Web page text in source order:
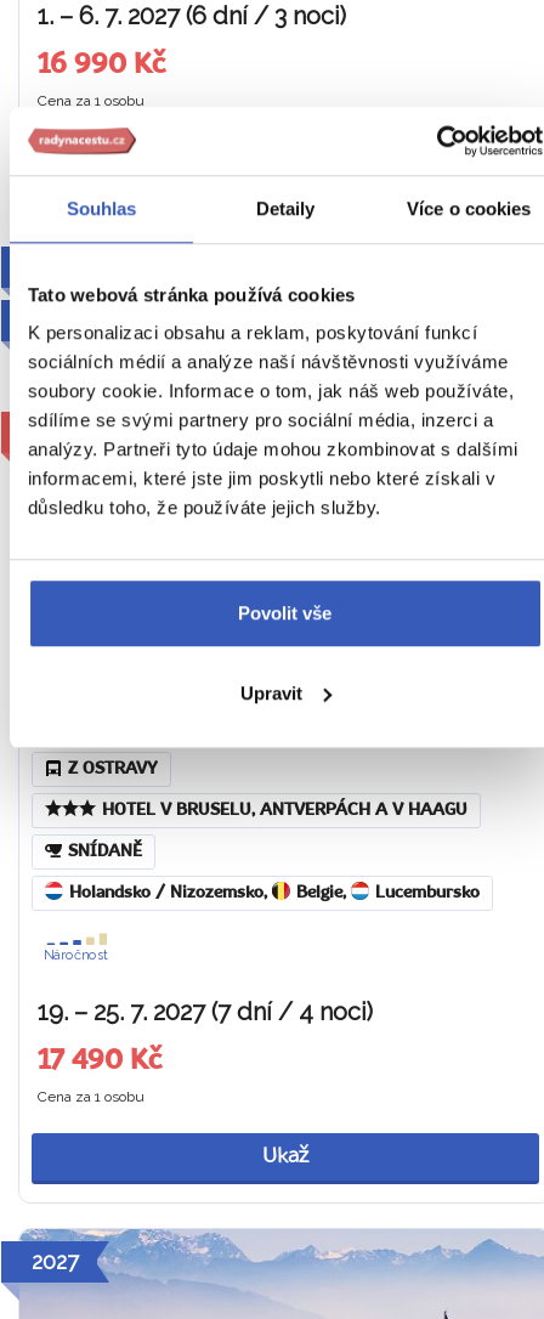
Souhlas Detaily Více o cookies
Tato webová stránka používá cookies
K personalizaci obsahu a reklam, poskytování funkcí
sociálních médií a analýze naší návštěvnosti využíváme
soubory cookie. Informace o tom, jak náš web používáte,
sdílíme se svými partnery pro sociální média, inzerci a
analýzy. Partneři tyto údaje mohou zkombinovat s dalšími
informacemi, které jste jim poskytli nebo které získali v
důsledku toho, že používáte jejich služby.
Povolit vše
Upravit
1. – 6. 7. 2027 (6 dní / 3 noci)
16 990 Kč
Cena za 1 osobu
2027
1 žena čeká na sdílení pokoje
To nejlepší z Beneluxu +
OCHUTNÁVKA HOLANDSKÝCH
dřeváků v Zaanse Schans a ochutnávka holandských
Z OSTRAVY
HOTEL V BRUSELU, ANTVERPÁCH A V HAAGU
SNÍDANĚ
Holandsko / Nizozemsko, Belgie, Lucembursko
Náročnost
19. – 25. 7. 2027 (7 dní / 4 noci)
17 490 Kč
Cena za 1 osobu
Ukaž
2027